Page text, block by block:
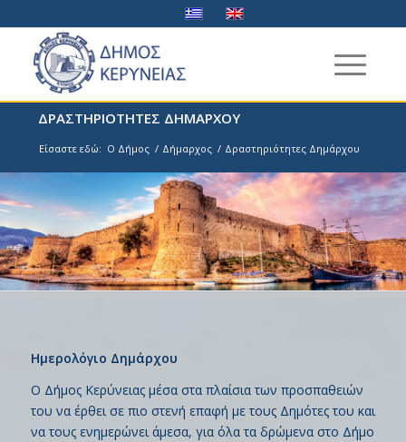
ΔΡΑΣΤΗΡΙΟΤΗΤΕΣ ΔΗΜΑΡΧΟΥ
Είσαστε εδώ: Ο Δήμος / Δήμαρχος / Δραστηριότητες Δημάρχου
Ημερολόγιο Δημάρχου
Ο Δήμος Κερύνειας μέσα στα πλαίσια των προσπαθειών
του να έρθει σε πιο στενή επαφή με τους Δημότες του και
να τους ενημερώνει άμεσα, για όλα τα δρώμενα στο Δήμο